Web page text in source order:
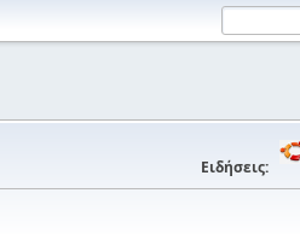
Ειδήσεις: